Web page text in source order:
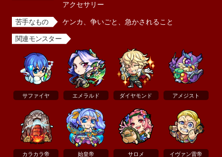
アクセサリー
苦手なもの ケンカ、争いごと、急かされること
関連モンスター
サファイヤ エメラルド ダイヤモンド アメジスト
カラカラ帝 始皇帝 サロメ イヴァン雷帝